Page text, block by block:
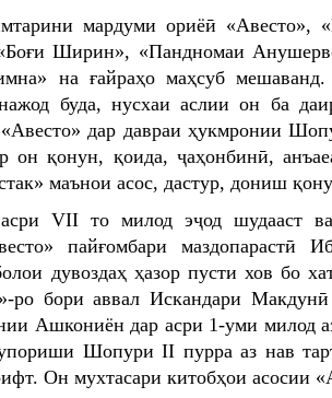
мардуми ориёӣ «Авесто»,
Ширин», «Пандномаи
на ғайраҳо маҳсуб мешаванд.
буда, нус­хаи аслии он ба
«Авесто» дар давраи ҳукмронии
он қонун, қоида, ҷаҳонбинӣ,
маънои асос, дастур, дониш
VII то милод эҷод шудааст
пайғомбари маздопарастӣ
дувоздаҳ ҳазор пусти хов бо
ро бори аввал Искандари
Ашкониён дар асри 1-уми милод
Шопури II пурра аз нав
Он мухтасари китобҳои асосии